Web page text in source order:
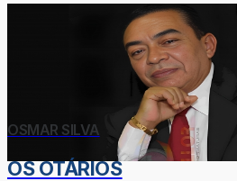
OSMAR SILVA
OS OTÁRIOS